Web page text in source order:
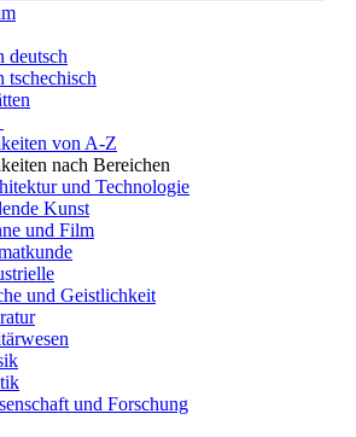
deutsch
tschechisch
von A-Z
nach Bereichen
und Technologie
Kunst
und Film
und Geistlichkeit
und Forschung